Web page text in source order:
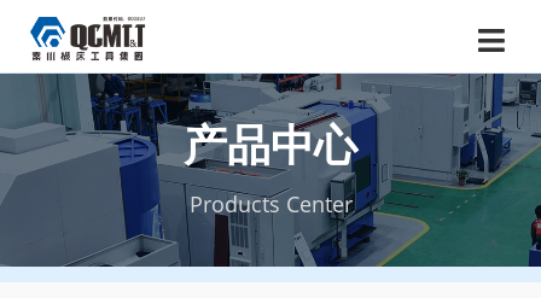
产品中心
Products Center